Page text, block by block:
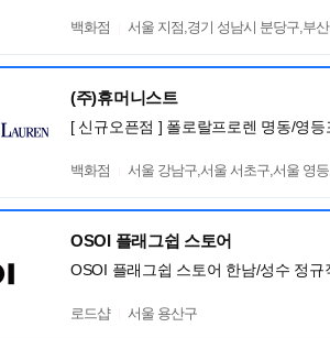
백화점 서울 지점,경기 성남시 분당구,부
(주)휴머니스트
[ 신규오픈점 ] 폴로랄프로렌 명동/영
백화점 서울 강남구,서울 서초구,서울 영
OSOI 플래그쉽 스토어
OSOI 플래그쉽 스토어 한남/성수 정규
로드샵 서울 용산구